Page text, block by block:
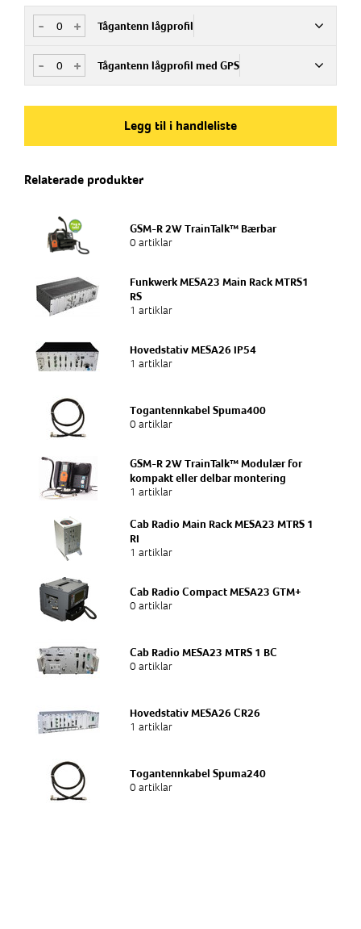
+
- Tågantenn lågprofil
Art.nr
84080683
2G/GSM, 3G, 4G, GSM-R, WIFI 2,4, WIFI 5,8
Tilkobling
Bruksområde
Produkttype
Antenner og kabler
+
- Tågantenn lågprofil med GPS
Art.nr
2G/GSM, 3G, 4G, GPS, GSM-R, WIFI 2,4
Tilkobling
N/f, TNC/m
Bruksområde
Tog
Produkttype
Legg til i handleliste
Relaterade produkter
GSM-R 2W TrainTalk™ Bærbar
0 artiklar
Funkwerk MESA23 Main Rack MTRS1
RS
1 artiklar
Hovedstativ MESA26 IP54
1 artiklar
Togantennkabel Spuma400
0 artiklar
GSM-R 2W TrainTalk™ Modulær for
kompakt eller delbar montering
1 artiklar
Cab Radio Main Rack MESA23 MTRS 1
RI
1 artiklar
Cab Radio Compact MESA23 GTM+
0 artiklar
Cab Radio MESA23 MTRS 1 BC
0 artiklar
Hovedstativ MESA26 CR26
1 artiklar
Togantennkabel Spuma240
0 artiklar